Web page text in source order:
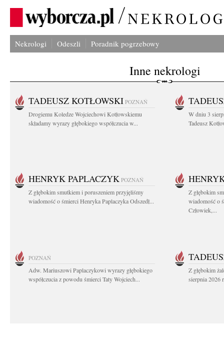
Nekrologi Odeszli Poradnik pogrzebowy
Inne nekrologi
TADEUSZ KOTŁOWSKI POZNAŃ
Drogiemu Koledze Wojciechowi Kotłowskiemu
składamy wyrazy głębokiego współczucia w...
W dniu 3
Tadeusz
HENRYK PAPLACZYK POZNAŃ
Z głębokim smutkiem i poruszeniem przyjęliśmy
wiadomość o śmierci Henryka Paplaczyka Odszedł...
Z głębokim
wiadomość o
Człowiek,...
POZNAŃ
Adw. Mariuszowi Paplaczykowi wyrazy głębokiego
współczucia z powodu śmierci Taty Wojciech...
Z głębokim
sierpnia 2026